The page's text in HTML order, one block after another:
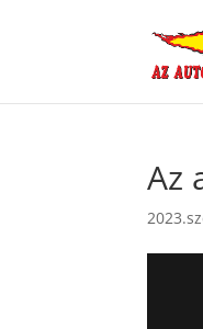
Az